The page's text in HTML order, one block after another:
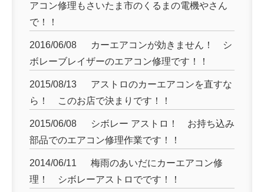
アコン修理もさいたま市のくるまの電機やさん
で！！
2016/06/08
カーエアコンが効きません！ シ
ボレーブレイザーのエアコン修理です！！
2015/08/13
アストロのカーエアコンを直すな
ら！ このお店で決まりです！！
2015/06/08
シボレー アストロ！ お持ち込み
部品でのエアコン修理作業です！！
2014/06/11
梅雨のあいだにカーエアコン修
理！ シボレーアストロでです！！